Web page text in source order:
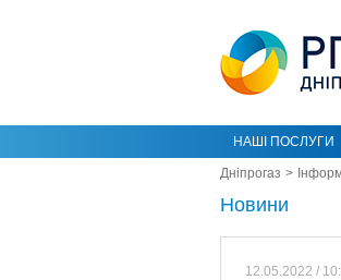
НАШІ ПОСЛУГИ
Дніпрогаз
Новини
12.05.2022 /